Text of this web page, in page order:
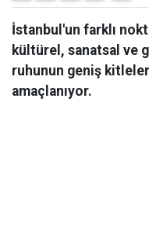
İstanbul'un farklı
kültürel, sanatsal ve
ruhunun geniş
amaçlanıyor.